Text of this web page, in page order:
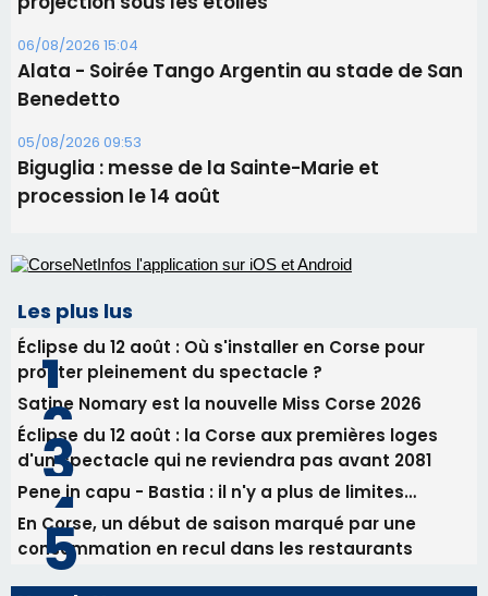
Les plus lus
Éclipse du 12 août : Où s'installer en Corse pour
Satine Nomary est la nouvelle Miss Corse 2026
Éclipse du 12 août : la Corse aux premières loges
d'un spectacle qui ne reviendra pas avant 2081
En Corse, un début de saison marqué par une
Newsletter
Inscrivez-vous à la newsletter de CNI et recevez par
email les infos les plus importantes et une sélection de
nos meilleurs articles